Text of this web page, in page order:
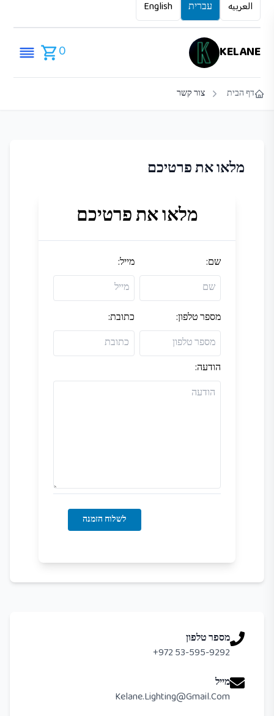
العربيه עברית English
KELANE
0
דף הבית צור קשר
מלאו את פרטיכם
מלאו את פרטיכם
שם: מייל:
מספר טלפון: כתובת:
הודעה:
לשלוח הזמנה
מספר טלפון
+972 53-595-9292
מייל
Kelane.lighting@gmail.com